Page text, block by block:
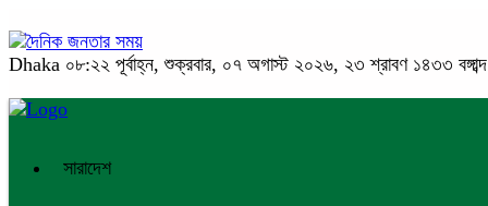
Dhaka ০৮:২২ পূর্বাহ্ন, শুক্রবার, ০৭ অগাস্ট ২০২৬, ২৩ শ্রাবণ ১৪৩৩ বঙ্গাব্দ
সারাদেশ